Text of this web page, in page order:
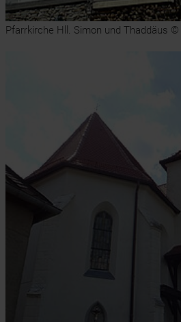
Pfarrkirche Hll. Simon und Thaddäus ©